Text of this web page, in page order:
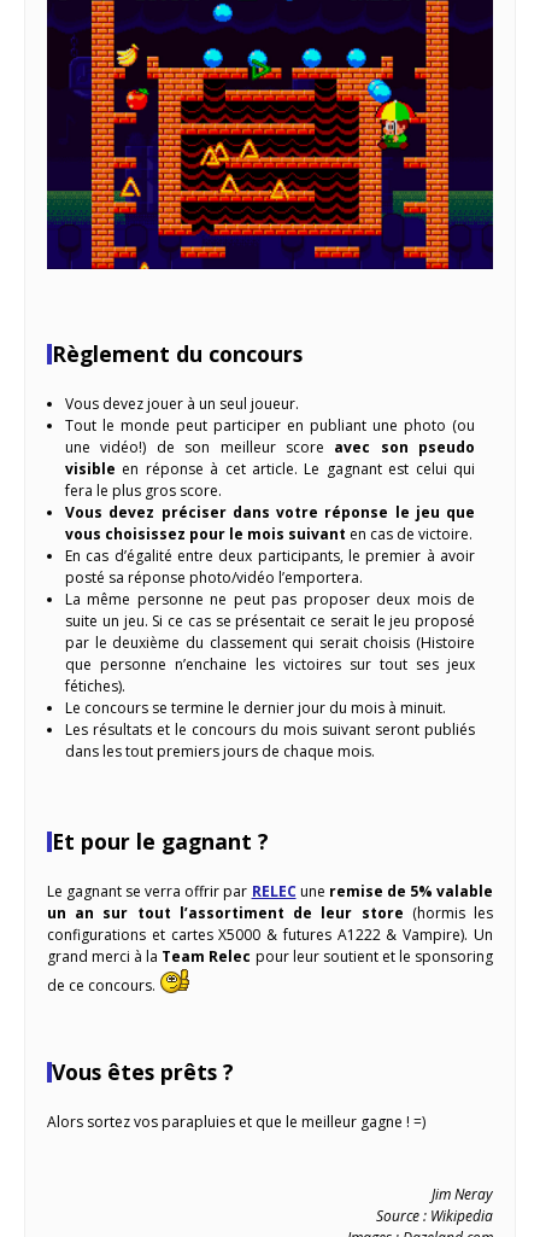
Règlement du concours
Vous devez jouer à un seul joueur.
Tout le monde peut participer en publiant une photo (ou
une vidéo!) de son meilleur score avec son pseudo
visible en réponse à cet article. Le gagnant est celui qui
fera le plus gros score.
Vous devez préciser dans votre réponse le jeu que
vous choisissez pour le mois suivant en cas de victoire.
En cas d’égalité entre deux participants, le premier à avoir
posté sa réponse photo/vidéo l’emportera.
La même personne ne peut pas proposer deux mois de
suite un jeu. Si ce cas se présentait ce serait le jeu proposé
par le deuxième du classement qui serait choisis (Histoire
que personne n’enchaine les victoires sur tout ses jeux
fétiches).
Le concours se termine le dernier jour du mois à minuit.
Les résultats et le concours du mois suivant seront publiés
dans les tout premiers jours de chaque mois.
Et pour le gagnant ?
Le gagnant se verra offrir par RELECune remise de 5% valable
un an sur tout l’assortiment de leur store (hormis les
configurations et cartes X5000 & futures A1222 & Vampire). Un
grand merci à la Team Relec pour leur soutient et le sponsoring
de ce concours.
Vous êtes prêts ?
Alors sortez vos parapluies et que le meilleur gagne ! =)
Jim Neray
Source : Wikipedia